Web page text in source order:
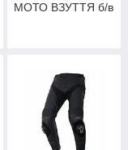
МОТО ВЗУТТЯ б/в